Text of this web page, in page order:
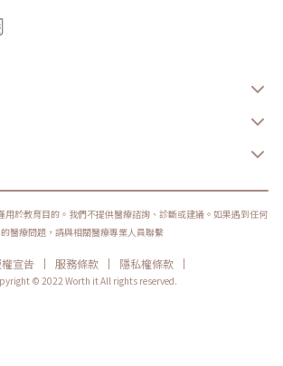
電波等能量型儀器，仍是本次大會中相當受到關注的
次式拉提、電音波複合治療、單極電波安全性與微針
「層次式拉提策略：如何結合平行柱狀超音波與一般
單極微針電波在臉部與妊娠紋的治療經驗分享」等內
已不只是單純比較哪一台設備熱門，而是更重視作用
式搭配。電波多被討論於緊緻、膚質與細紋管理；音
廓線條及拉提需求連結；微針電波除了臉部膚質與緊
的觀察重點之一。包含「柏拉圖冷電漿對亞臨床皮膚
定效果」、「電漿醫學新紀元」、「大氣常壓電漿：
等講題，這類議題也讓電漿醫學不再只是新型能量
射、電波與音波以外的治療選項。再生填充、微創輪
求更加多元除了能量型療程，本次大會也安排多場與
輪廓治療相關的講題。例如「外輪廓拉提策略：不只
支撐到肌膚質感：玻尿酸不同劑型的分層注射應
玻尿酸於下巴結構式輪廓塑形的臨床經驗分享」等，
只是單純填補體積，而是更重視材料特性、注射層
用於教育目的。我們不提供醫療諮詢、診斷或建議。如果遇到任何
的醫療問題，請與相關醫療專業人員聯繫
宣告 | 服務條款 | 隱私權條款
|
© 2022 Worth it All rights reserved.